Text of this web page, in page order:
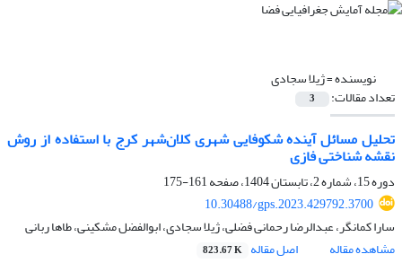
نویسنده =ژیلا سجادی
تعداد مقالات: 3
تحلیل مسائل آینده شکوفایی شهری کلان‌شهر کرج با استفاده از روش
نقشه شناختی فازی
دوره 15، شماره 2، تابستان 1404، صفحه
161-175
10.30488/gps.2023.429792.3700
سارا کمانگر، عبدالرضا رحمانی فضلی، ژیلا سجادی، ابوالفضل مشکینی، طاها ربانی
مشاهده مقاله
اصل مقاله 823.67 K